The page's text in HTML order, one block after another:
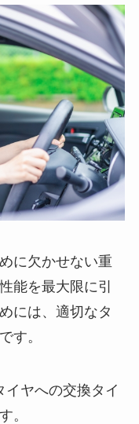
に欠かせない重
能を最大限に引
には、適切なタ
す。
イヤへの交換タイ
。